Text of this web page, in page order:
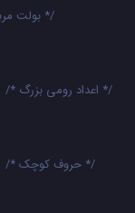
/* بولت مربعی */
/* اعداد رومی بزرگ */
/* حروف کوچک */